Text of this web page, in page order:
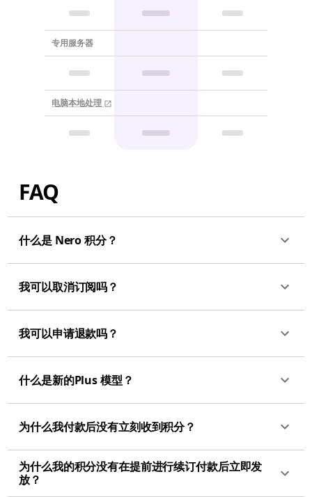
专用服务器
电脑本地处理
FAQ
什么是 Nero 积分？
我可以取消订阅吗？
我可以申请退款吗？
什么是新的Plus 模型？
为什么我付款后没有立刻收到积分？
为什么我的积分没有在提前进行续订付款后立即发
放？